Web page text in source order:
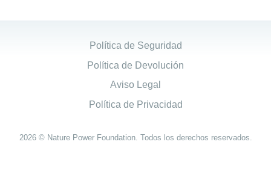
2026 © Nature Power Foundation. Todos los derechos reservados.
Política de Seguridad
Política de Devolución
Aviso Legal
Política de Privacidad